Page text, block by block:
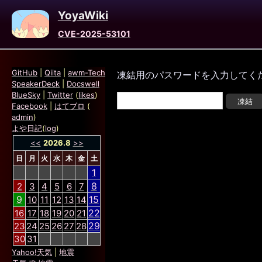
YoyaWiki
CVE-2025-53101
凍結用のパスワードを入力してく
GitHub Qiita
awm-Tech
SpeakerDeck
Docswell
BlueSky
Twitter (likes)
Facebook
はてブロ (
admin)
よや日記(log)
<< 2026.8 >>
日 月 火 水 木 金 土
1
2 3 4 5 6 7
8
9 10 11 12 13 14 15
16 17 18 19 20 21 22
23 24 25 26 27 28 29
30 31
Yahoo!天気
地震